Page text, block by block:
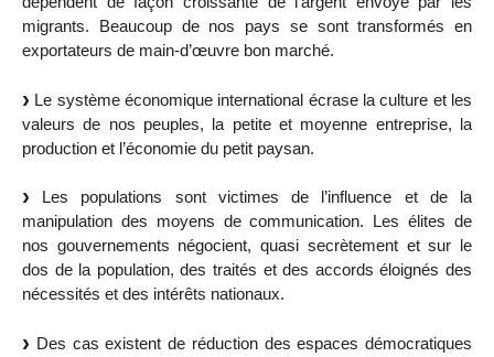
migrants. Beaucoup de nos pays se sont transformés en
exportateurs de main-d’œuvre bon marché.
Le système économique international écrase la culture et les
valeurs de nos peuples, la petite et moyenne entreprise, la
production et l’économie du petit paysan.
Les populations sont victimes de l’influence et de la
manipulation des moyens de communication. Les élites de
nos gouvernements négocient, quasi secrètement et sur le
dos de la population, des traités et des accords éloignés des
nécessités et des intérêts nationaux.
Des cas existent de réduction des espaces démocratiques